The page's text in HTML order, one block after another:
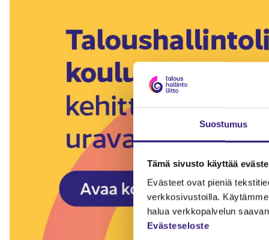
Suostumus
Tämä sivusto käyttää
Evästeet ovat pieniä
verkkosivustoilla.
halua verkkopalvelun
Evästeseloste